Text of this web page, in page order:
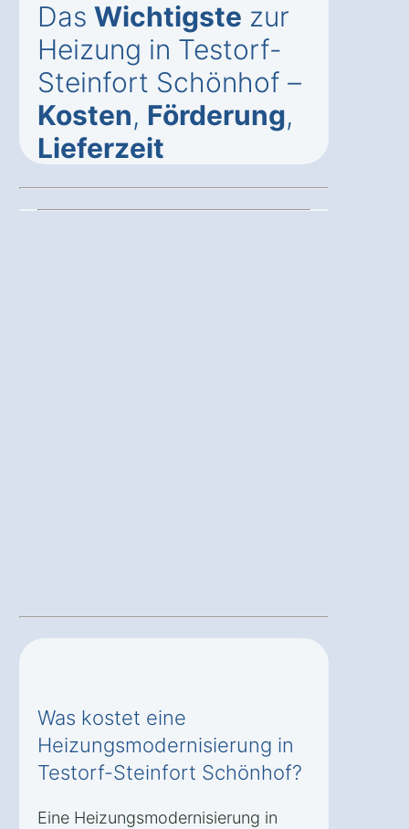
Das Wichtigste zur
Heizung in Testorf-
Steinfort Schönhof –
Kosten, Förderung,
Lieferzeit
Was kostet eine
Heizungsmodernisierung in
Testorf-Steinfort Schönhof?
Eine Heizungsmodernisierung in